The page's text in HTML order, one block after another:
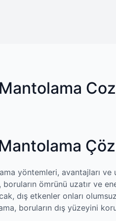
yöntemleri, avantajları ve
ömrünü uzatır ve
dış etkenler onları
boruların dış yüzeyini